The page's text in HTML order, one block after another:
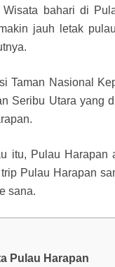
bahari di
jauh letak
Taman Nasional
Seribu Utara yang
itu, Pulau Harapan
Pulau Harapan
sana.
Pulau Harapan